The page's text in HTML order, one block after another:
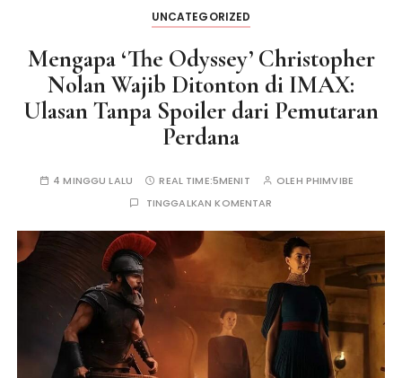
UNCATEGORIZED
Mengapa ‘The Odyssey’ Christopher
Nolan Wajib Ditonton di IMAX:
Ulasan Tanpa Spoiler dari Pemutaran
Perdana
4 MINGGU LALU REAL TIME:5MENIT OLEH PHIMVIBE
TINGGALKAN KOMENTAR